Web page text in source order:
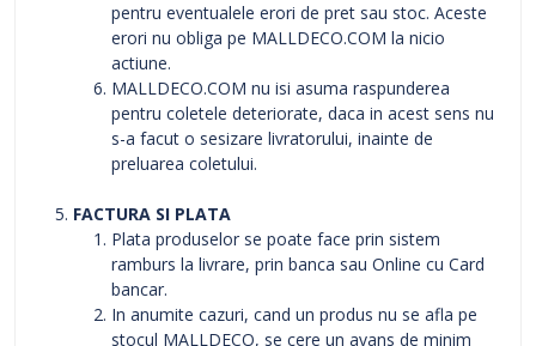
pentru eventualele erori de pret sau stoc. Aceste
erori nu obliga pe MALLDECO.COM la nicio
actiune.
MALLDECO.COM nu isi asuma raspunderea
pentru coletele deteriorate, daca in acest sens nu
s-a facut o sesizare livratorului, inainte de
preluarea coletului.
FACTURA SI PLATA
Plata produselor se poate face prin sistem
ramburs la livrare, prin banca sau Online cu Card
bancar.
In anumite cazuri, cand un produs nu se afla pe
stocul MALLDECO, se cere un avans de minim